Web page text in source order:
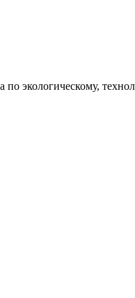
экологическому,